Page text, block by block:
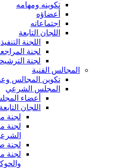
تكوينه ومهامه
أعضاؤه
اجتماعاته
اللجان التابعة
اللجنة
لجنة
لجنة
المجالس الفنية
تكوين المجالس
المجلس الشرعي
أعضاء
اللجان
لجنة
لجنة
لجنة
لجنة